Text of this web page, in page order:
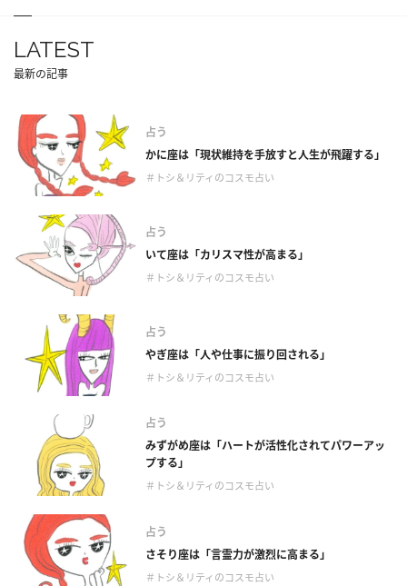
LATEST
最新の記事
占う
かに座は「現状維持を手放すと人生が飛躍する」
＃トシ＆リティのコスモ占い
占う
いて座は「カリスマ性が高まる」
＃トシ＆リティのコスモ占い
占う
やぎ座は「人や仕事に振り回される」
＃トシ＆リティのコスモ占い
占う
みずがめ座は「ハートが活性化されてパワーアッ
プする」
＃トシ＆リティのコスモ占い
占う
さそり座は「言霊力が激烈に高まる」
＃トシ＆リティのコスモ占い